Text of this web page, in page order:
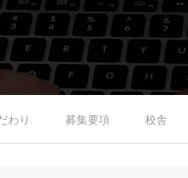
わり 募集要項 校舎